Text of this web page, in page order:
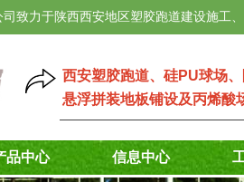
西安塑胶跑道、 硅PU球场、
悬浮拼装地板铺设及丙烯酸
致力于陕西西安地区塑胶跑道建设施工
品中心 信息中心